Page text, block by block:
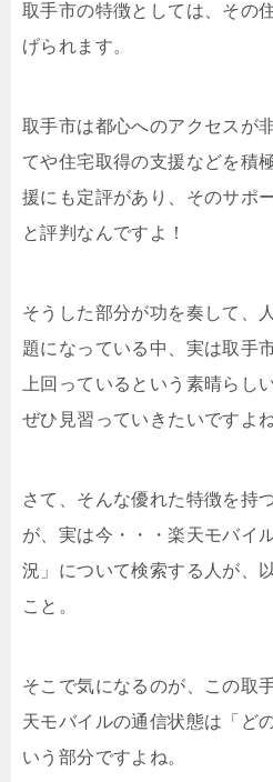
取手市の特徴としては、その
げられます。
取手市は都心へのアクセスが
てや住宅取得の支援などを積
援にも定評があり、そのサポ
と評判なんですよ！
そうした部分が功を奏して、
題になっている中、実は取手
上回っているという素晴らし
ぜひ見習っていきたいですよね
さて、そ んな優れた特徴を持
が、実は今・・・楽天モバイ
況」について検索する人が、
こと。
そこで気になるのが、この取
天モバイルの通信状態は「ど
いう部分ですよね。